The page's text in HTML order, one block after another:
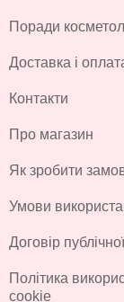
Поради
Доставка і
Контакти
Про магазин
Як зробити
Умови
Договір
Політика
cookie